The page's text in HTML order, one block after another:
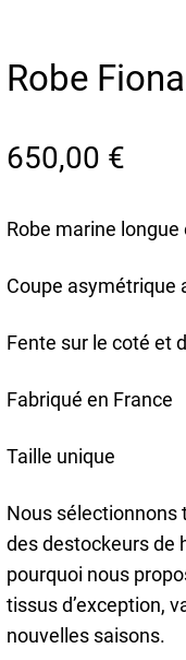
Robe
650,00 €
Robe marine
Coupe asymétrique
Fente sur le coté et
Fabriqué en France
Taille unique
Nous sélectionnons
des destockeurs de
pourquoi nous
tissus d’exception,
nouvelles saisons.